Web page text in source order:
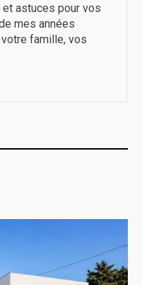
astuces pour vos
mes années
famille, vos